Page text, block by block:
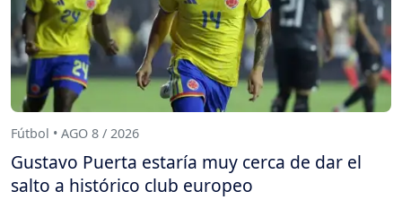
Fútbol • AGO 8 / 2026
Gustavo Puerta estaría muy cerca de dar el
salto a histórico club europeo